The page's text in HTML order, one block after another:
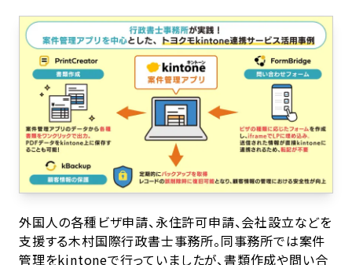
外国人の各種ビザ申請、永住許可申請、会社設立などを
支援する木村国際行政書士事務所。同事務所では案件
管理をkintoneで行っていましたが、書類作成や問い合